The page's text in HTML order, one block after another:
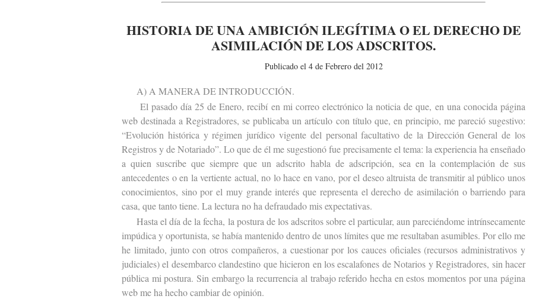
HISTORIA DE UNA AMBICIÓN ILEGÍTIMA O EL DERECHO DE
ASIMILACIÓN DE LOS ADSCRITOS.
Publicado el 4 de Febrero del 2012
A) A MANERA DE INTRODUCCIÓN.
El pasado día 25 de Enero, recibí en mi correo electrónico la noticia de que, en una conocida página
web destinada a Registradores, se publicaba un artículo con título que, en principio, me pareció sugestivo:
“Evolución histórica y régimen jurídico vigente del personal facultativo de la Dirección General de los
Registros y de Notariado”. Lo que de él me sugestionó fue precisamente el tema: la experiencia ha enseñado
a quien suscribe que siempre que un adscrito habla de adscripción, sea en la contemplación de sus
antecedentes o en la vertiente actual, no lo hace en vano, por el deseo altruista de transmitir al público unos
conocimientos, sino por el muy grande interés que representa el derecho de asimilación o barriendo para
casa, que tanto tiene. La lectura no ha defraudado mis expectativas.
Hasta el día de la fecha, la postura de los adscritos sobre el particular, aun pareciéndome intrínsecamente
impúdica y oportunista, se había mantenido dentro de unos límites que me resultaban asumibles. Por ello me
he limitado, junto con otros compañeros, a cuestionar por los cauces oficiales (recursos administrativos y
judiciales) el desembarco clandestino que hicieron en los escalafones de Notarios y Registradores, sin hacer
pública mi postura. Sin embargo la recurrencia al trabajo referido hecha en estos momentos por una página
web me ha hecho cambiar de opinión.